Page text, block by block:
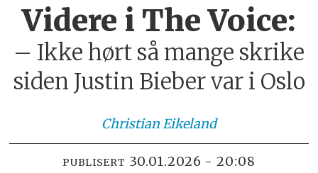
Videre i The Voice:
– Ikke hørt så mange skrike
siden Justin Bieber var i Oslo
ChristianEikeland
PUBLISERT 30.01.2026 - 20:08